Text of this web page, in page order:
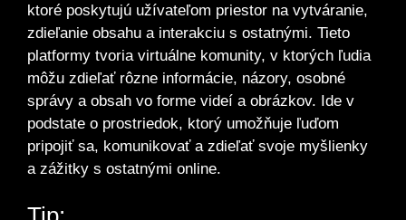
ktoré poskytujú užívateľom priestor na vytváranie,
zdieľanie obsahu a interakciu s ostatnými. Tieto
platformy tvoria virtuálne komunity, v ktorých ľudia
môžu zdieľať rôzne informácie, názory, osobné
správy a obsah vo forme videí a obrázkov. Ide v
podstate o prostriedok, ktorý umožňuje ľuďom
pripojiť sa, komunikovať a zdieľať svoje myšlienky
a zážitky s ostatnými online.